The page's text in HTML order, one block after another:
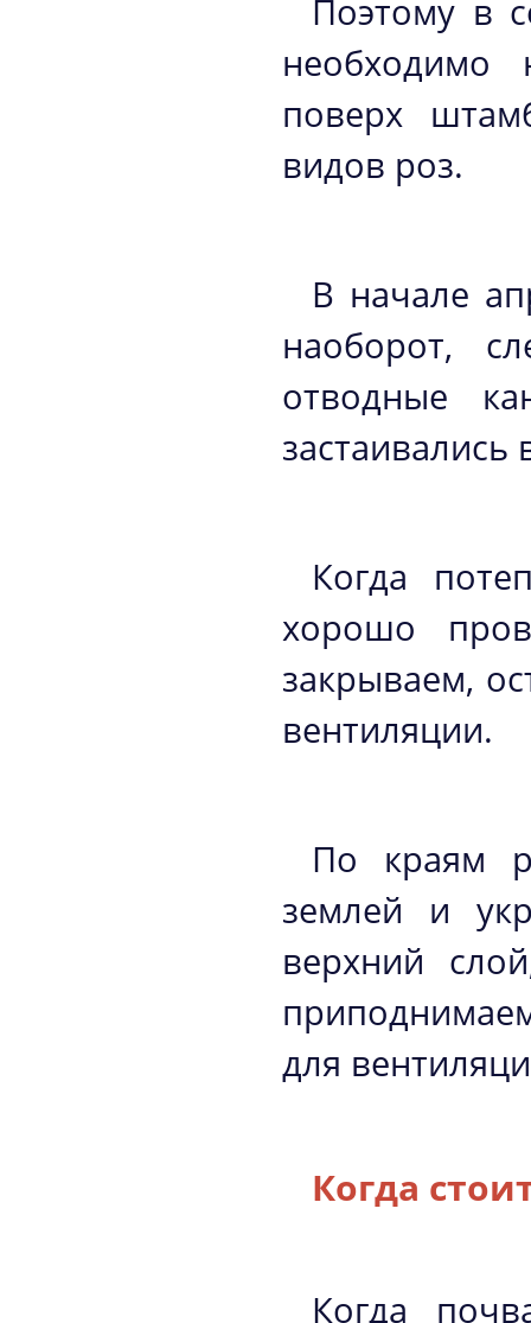
Поэтому в
необходимо
поверх
видов роз.
В начале
наоборот,
отводные
застаивались
Когда
хорошо
закрываем,
вентиляции.
По краям
землей и
верхний
для
Когда
Когда